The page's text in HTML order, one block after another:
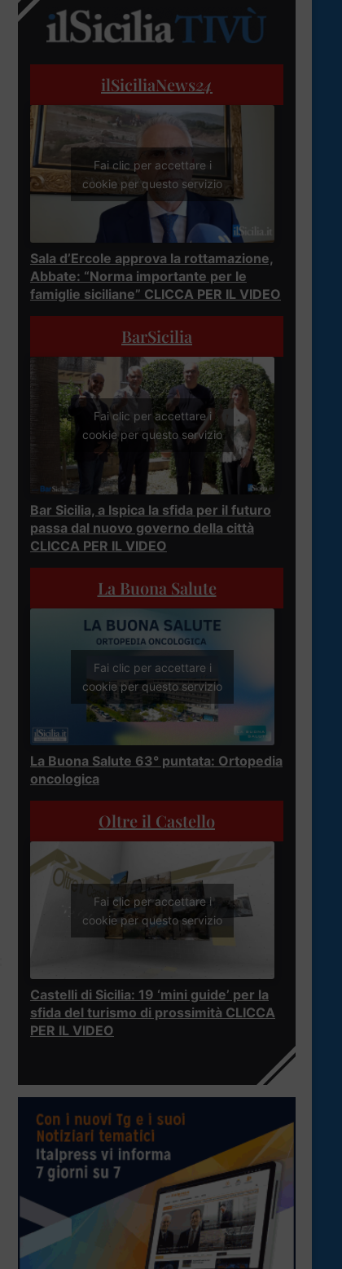
ilSiciliaNews24
Fai clic per accettare i
cookie per questo servizio
Sala d’Ercole approva la rottamazione,
Abbate: “Norma importante per le
famiglie siciliane” CLICCA PER IL VIDEO
BarSicilia
Fai clic per accettare i
cookie per questo servizio
Bar Sicilia, a Ispica la sfida per il futuro
passa dal nuovo governo della città
CLICCA PER IL VIDEO
La Buona Salute
Fai clic per accettare i
cookie per questo servizio
La Buona Salute 63° puntata: Ortopedia
oncologica
Oltre il Castello
Fai clic per accettare i
cookie per questo servizio
Castelli di Sicilia: 19 ‘mini guide’ per la
sfida del turismo di prossimità CLICCA
PER IL VIDEO